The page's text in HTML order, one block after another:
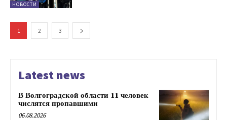
НОВОСТИ
1 2 3
Latest news
В Волгоградской области 11 человек
числятся пропавшими
06.08.2026